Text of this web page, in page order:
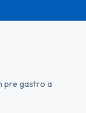
pre gastro a